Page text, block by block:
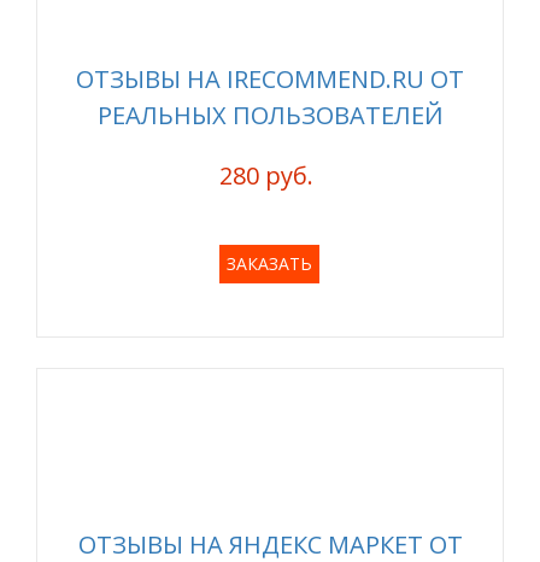
ОТЗЫВЫ НА IRECOMMEND.RU ОТ
РЕАЛЬНЫХ ПОЛЬЗОВАТЕЛЕЙ
280 руб.
ЗАКАЗАТЬ
ОТЗЫВЫ НА ЯНДЕКС МАРКЕТ ОТ